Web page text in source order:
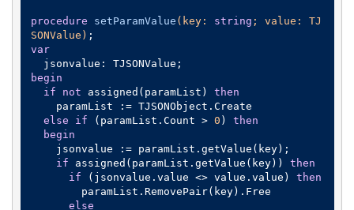
procedure setParamValue (key: string ; value: TJ
SONValue) ;
var
begin
if
not assigned(paramList) then
else
if (paramList.Count > 0 ) then
begin
if assigned(paramList.getValue(key)) then
if (jsonvalue.value <> value.value) then
else